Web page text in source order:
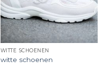
WITTE SCHOENEN
witte schoenen